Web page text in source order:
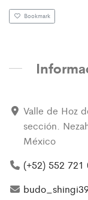
Bookmark
Valle de Hoz
sección.
México
(+52) 552 721